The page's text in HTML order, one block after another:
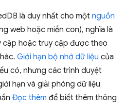
là duy nhất cho mộtnguồn
web hoặc miền con), nghĩa là
cập hoặc truy cập được theo
Giới hạn bộ nhớ dữ liệu của
có, nhưng các trình duyệt
hạn và giải phóng dữ liệu
Đọc thêm để biết thêm thông